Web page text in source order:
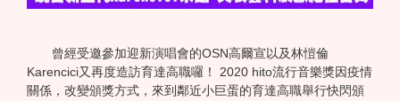
曾經受邀參加迎新演唱會的OSN高爾宣以及林愷倫
Karencici又再度造訪育達高職囉！ 2020 hito流行音樂獎因疫情
關係，改變頒獎方式，來到鄰近小巨蛋的育達高職舉行快閃頒